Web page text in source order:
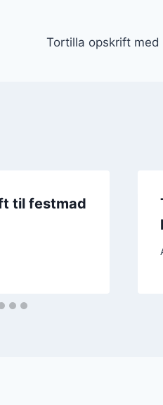
Tortilla opskrift med
til festmad